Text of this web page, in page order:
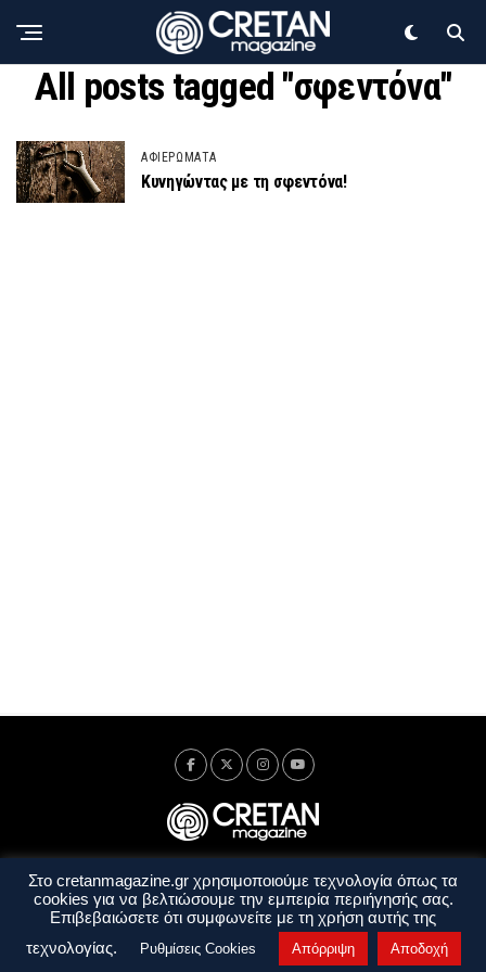
All posts tagged "σφεντόνα"
ΑΦΙΕΡΩΜΑΤΑ
Κυνηγώντας με τη σφεντόνα!
Ταυτότητα Πολιτική Απορρήτου
Όροι Χρήσης
Όροι και Προϋποθέσεις
Στο cretanmagazine.gr χρησιμοποιούμε τεχνολογία όπως τα
cookies για να βελτιώσουμε την εμπειρία περιήγησής σας.
Επιβεβαιώσετε ότι συμφωνείτε με τη χρήση αυτής της
τεχνολογίας.
Ρυθμίσεις Cookies Απόρριψη Αποδοχή